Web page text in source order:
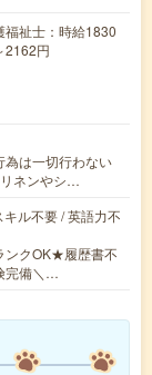
祉士：時給1830
2162円
為は一切行わない
ネンやシ…
ル不要 / 英語力不
ンクOK★履歴書不
完備＼…